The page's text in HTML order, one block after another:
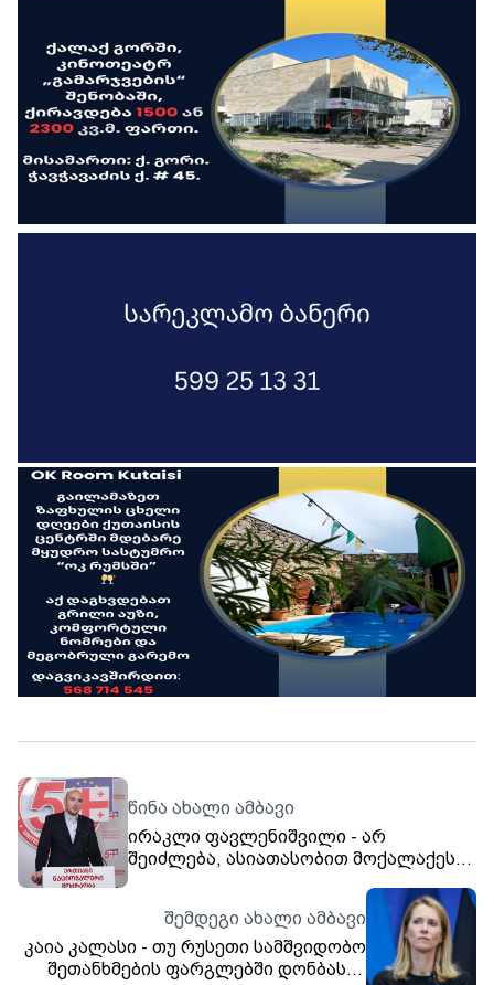
წინა ახალი ამბავი
ირაკლი ფავლენიშვილი - არ
შეიძლება, ასიათასობით მოქალაქეს
უფლება, პასიური საარჩევნო უფლების
აკრძალვაც დანაშაული და
დემოკრატიული ნორმების დარღვევაა
შემდეგი ახალი ამბავი
კაია კალასი - თუ რუსეთი სამშვიდობო
შეთანხმების ფარგლებში დონბასზე